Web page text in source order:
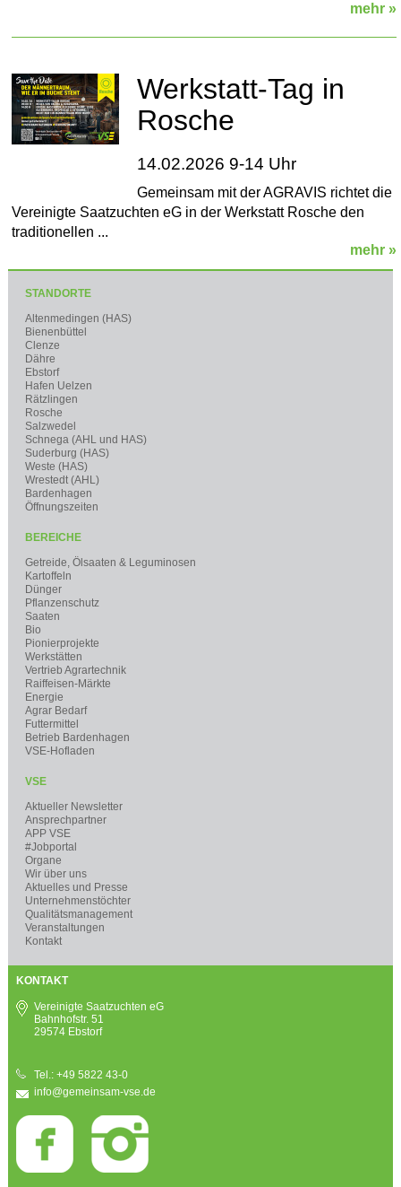
mehr »
Werkstatt-Tag in
Rosche
14.02.2026 9-14 Uhr
Gemeinsam mit der AGRAVIS richtet die
Vereinigte Saatzuchten eG in der Werkstatt Rosche den
traditionellen ...
mehr »
STANDORTE
Altenmedingen (HAS)
Bienenbüttel
Clenze
Dähre
Ebstorf
Hafen Uelzen
Rätzlingen
Rosche
Salzwedel
Schnega (AHL und HAS)
Suderburg (HAS)
Weste (HAS)
Wrestedt (AHL)
Bardenhagen
Öffnungszeiten
BEREICHE
Getreide, Ölsaaten & Leguminosen
Kartoffeln
Dünger
Pflanzenschutz
Saaten
Bio
Pionierprojekte
Werkstätten
Vertrieb Agrartechnik
Raiffeisen-Märkte
Energie
Agrar Bedarf
Futtermittel
Betrieb Bardenhagen
VSE-Hofladen
VSE
Aktueller Newsletter
Ansprechpartner
APP VSE
#Jobportal
Organe
Wir über uns
Aktuelles und Presse
Unternehmenstöchter
Qualitätsmanagement
Veranstaltungen
Kontakt
KONTAKT
Vereinigte Saatzuchten eG
Bahnhofstr. 51
29574 Ebstorf
Tel.: +49 5822 43-0
info@gemeinsam-vse.de